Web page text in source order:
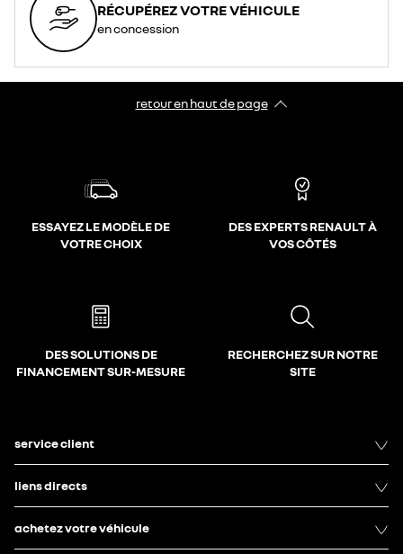
RÉCUPÉREZ VOTRE VÉHICULE
en concession
retour en haut de page​
ESSAYEZ LE MODÈLE DE
VOTRE CHOIX
DES EXPERTS RENAULT À
VOS CÔTÉS
DES SOLUTIONS DE
FINANCEMENT SUR-MESURE
RECHERCHEZ SUR NOTRE
SITE
service client
liens directs
achetez votre véhicule